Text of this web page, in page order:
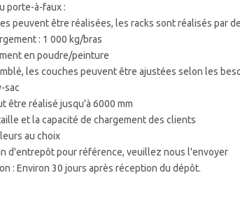
porte-à-faux :
peuvent être réalisées, les racks sont réalisés par
: 1 000 kg/bras
en poudre/peinture
les couches peuvent être ajustées selon les
sac
être réalisé jusqu'à 6000 mm
et la capacité de chargement des clients
au choix
d'entrepôt pour référence, veuillez nous l'envoyer
: Environ 30 jours après réception du dépôt.